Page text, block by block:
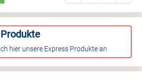
hier unsere Express Produkte an